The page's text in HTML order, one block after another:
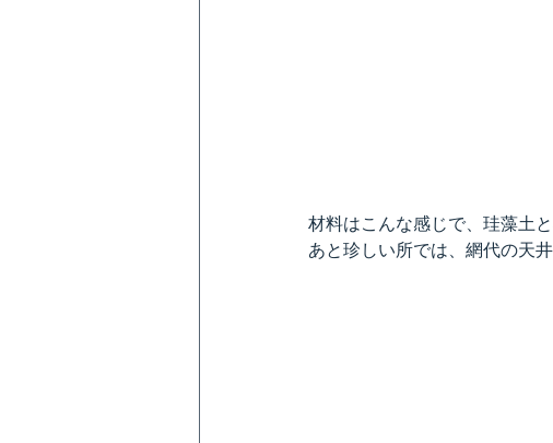
材料はこんな感じで、珪藻土
あと珍しい所では、網代の天井